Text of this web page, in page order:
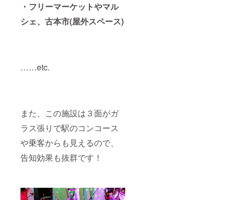
・フリーマーケットやマル
シェ、古本市(屋外スペース)
……etc.
また、この施設は３面がガ
ラス張りで駅のコンコース
や乗客からも見えるので、
告知効果も抜群です！